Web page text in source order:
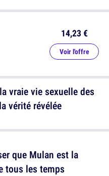
14,23 €
Voir l'offre
que Mulan est la
tous les temps
vraie vie sexuelle des
vérité révélée